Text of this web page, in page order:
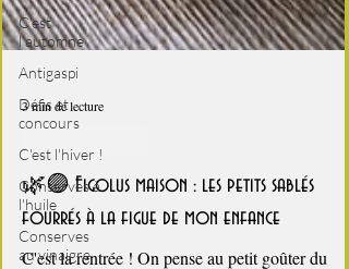
C'est
l'automne
Antigaspi
Défis et
concours
C'est l'hiver !
Conserves à
l'huile
Conserves
au vinaigre
3 min de lecture
c'est la rentrée !